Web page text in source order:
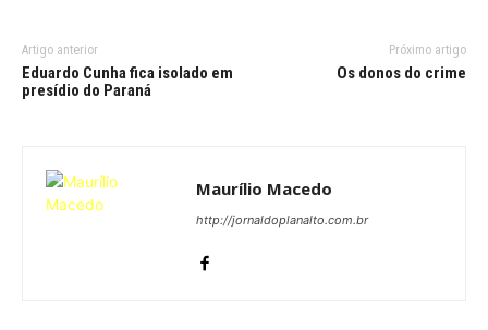
Artigo anterior
Eduardo Cunha fica isolado em
presídio do Paraná
Próximo artigo
Os donos do crime
Maurílio Macedo
http://jornaldoplanalto.com.br